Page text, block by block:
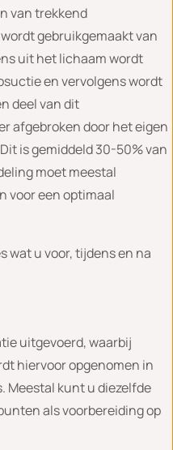
van trekkend
gebruikgemaakt van
uit het lichaam wordt
en vervolgens wordt
deel van dit
afgebroken door het eigen
is gemiddeld 30-50% van
moet meestal
voor een optimaal
wat u voor, tijdens en na
uitgevoerd, waarbij
hiervoor opgenomen in
Meestal kunt u diezelfde
als voorbereiding op